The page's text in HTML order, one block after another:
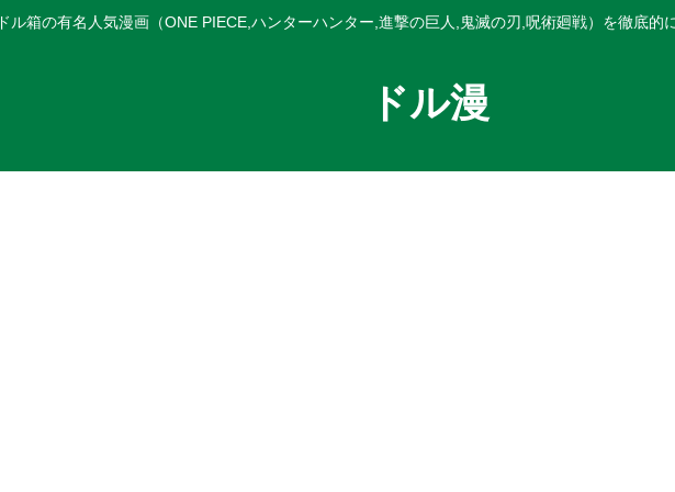
ドル箱の有名人気漫画（ONE PIECE,ハンターハンター,進撃の巨人,鬼滅の刃,呪術廻戦）を徹底的
ドル漫